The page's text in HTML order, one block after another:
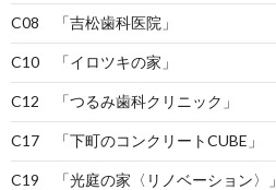
C08 「吉松歯科医院」
C10 「イロツキの家」
C12 「つるみ歯科クリニック」
C17 「下町のコンクリートCUBE」
C19 「光庭の家〈リノベーション〉」